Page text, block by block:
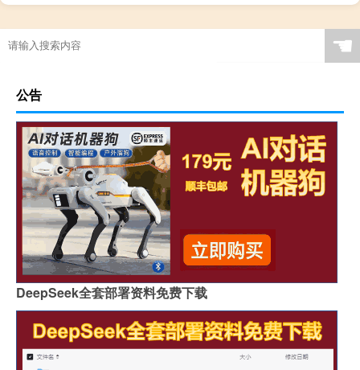
☚
公告
DeepSeek全套部署资料免费下载